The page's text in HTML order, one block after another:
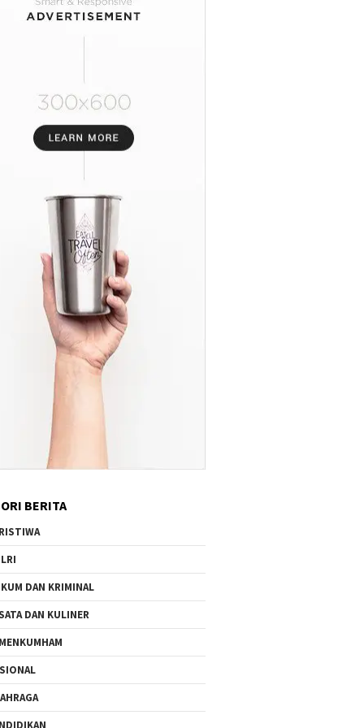
BERITA
DAN KRIMINAL
DAN KULINER